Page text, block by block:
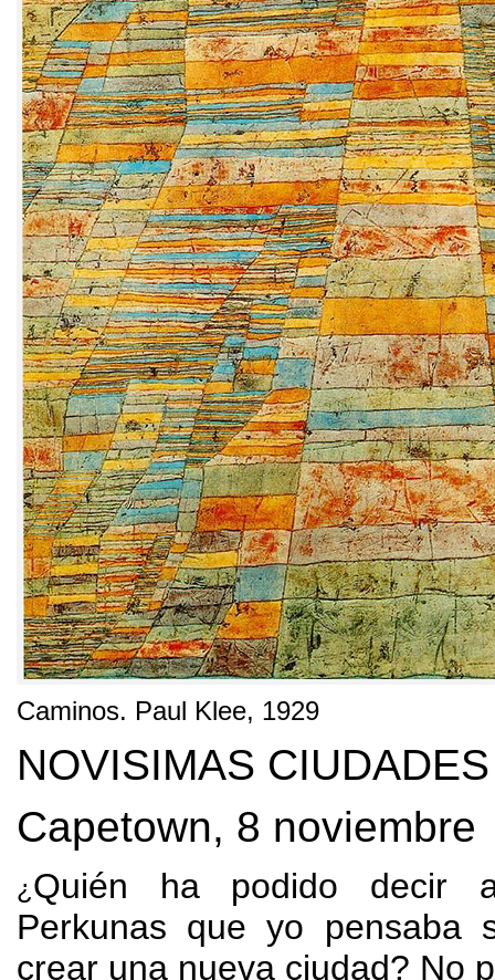
Caminos. Paul Klee, 1929
NOVISIMAS CIUDADES
Capetown, 8 noviembre
¿ Quién ha podido decir
Perkunas que yo pensaba
crear una nueva ciudad? No